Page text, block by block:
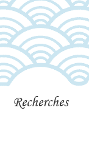
Recherches